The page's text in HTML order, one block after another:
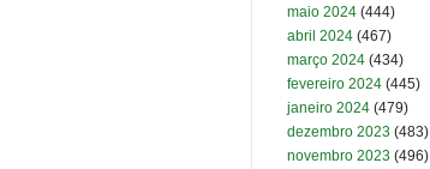
maio 2024 (444)
abril 2024 (467)
março 2024 (434)
fevereiro 2024 (445)
janeiro 2024 (479)
dezembro 2023 (483)
novembro 2023 (496)